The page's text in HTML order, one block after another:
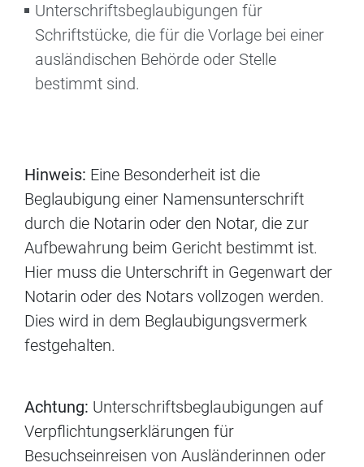
Unterschriftsbeglaubigungen für
Schriftstücke, die für die Vorlage bei einer
ausländischen Behörde oder Stelle
bestimmt sind.
Hinweis: Eine Besonderheit ist die
Beglaubigung einer Namensunterschrift
durch die Notarin oder den Notar, die zur
Aufbewahrung beim Gericht bestimmt ist.
Hier muss die Unterschrift in Gegenwart der
Notarin oder des Notars vollzogen werden.
Dies wird in dem Beglaubigungsvermerk
festgehalten.
Achtung: Unterschriftsbeglaubigungen auf
Verpflichtungserklärungen für
Besuchseinreisen von Ausländerinnen oder